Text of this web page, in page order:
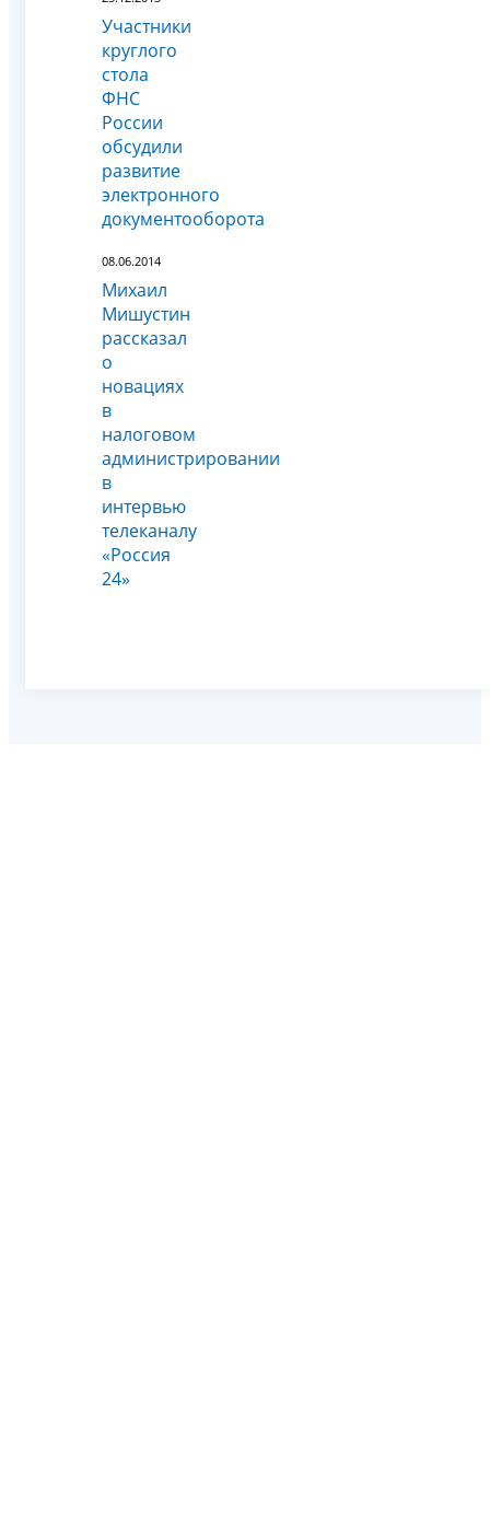
Участники
круглого
стола
ФНС
России
обсудили
развитие
электронного
документооборота
08.06.2014
Михаил
Мишустин
рассказал
о
новациях
в
налоговом
администрировании
в
интервью
телеканалу
«Россия
24»